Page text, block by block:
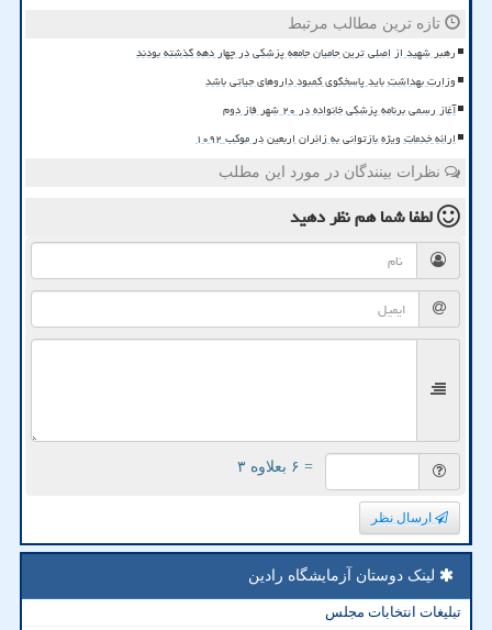
تازه ترین مطالب مرتبط
رهبر شهید از اصلی ترین حامیان جامعه پزشکی در چهار دهه گذشته بودند
وزارت بهداشت باید پاسخگوی کمبود داروهای حیاتی باشد
آغاز رسمی برنامه پزشکی خانواده در ۲۰ شهر فاز دوم
ارائه خدمات ویژه بازتوانی به زائران اربعین در موکب ۱۰۹۲
نظرات بینندگان در مورد این مطلب
لطفا شما همنظر دهید
= ۶ بعلاوه ۳
ارسال نظر
لینک دوستان آزمایشگاه رادین
تبلیغات انتخابات مجلس